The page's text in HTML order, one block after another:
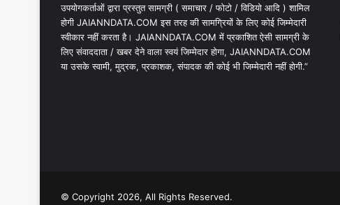
उपयोगकर्ताओं द्वारा प्रस्तुत सामग्री ( समाचार / फोटो / विडियो आदि ) शामिल
होगी JAIANNDATA.COM इस तरह की सामग्रियों के लिए कोई जिम्मेदारी
स्वीकार नहीं करता है। JAIANNDATA.COM में प्रकाशित ऐसी सामग्री के
लिए संवाददाता / खबर देने वाला स्वयं जिम्मेदार होगा, JAIANNDATA.COM
या उसके स्वामी, मुद्रक, प्रकाशक, संपादक की कोई भी जिम्मेदारी नहीं होगी.”
© Copyright 2026, All Rights Reserved.